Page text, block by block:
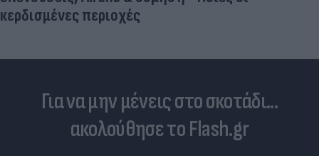
Για να μην μένεις στο σκοτάδι...
ακολούθησε το Flash.gr